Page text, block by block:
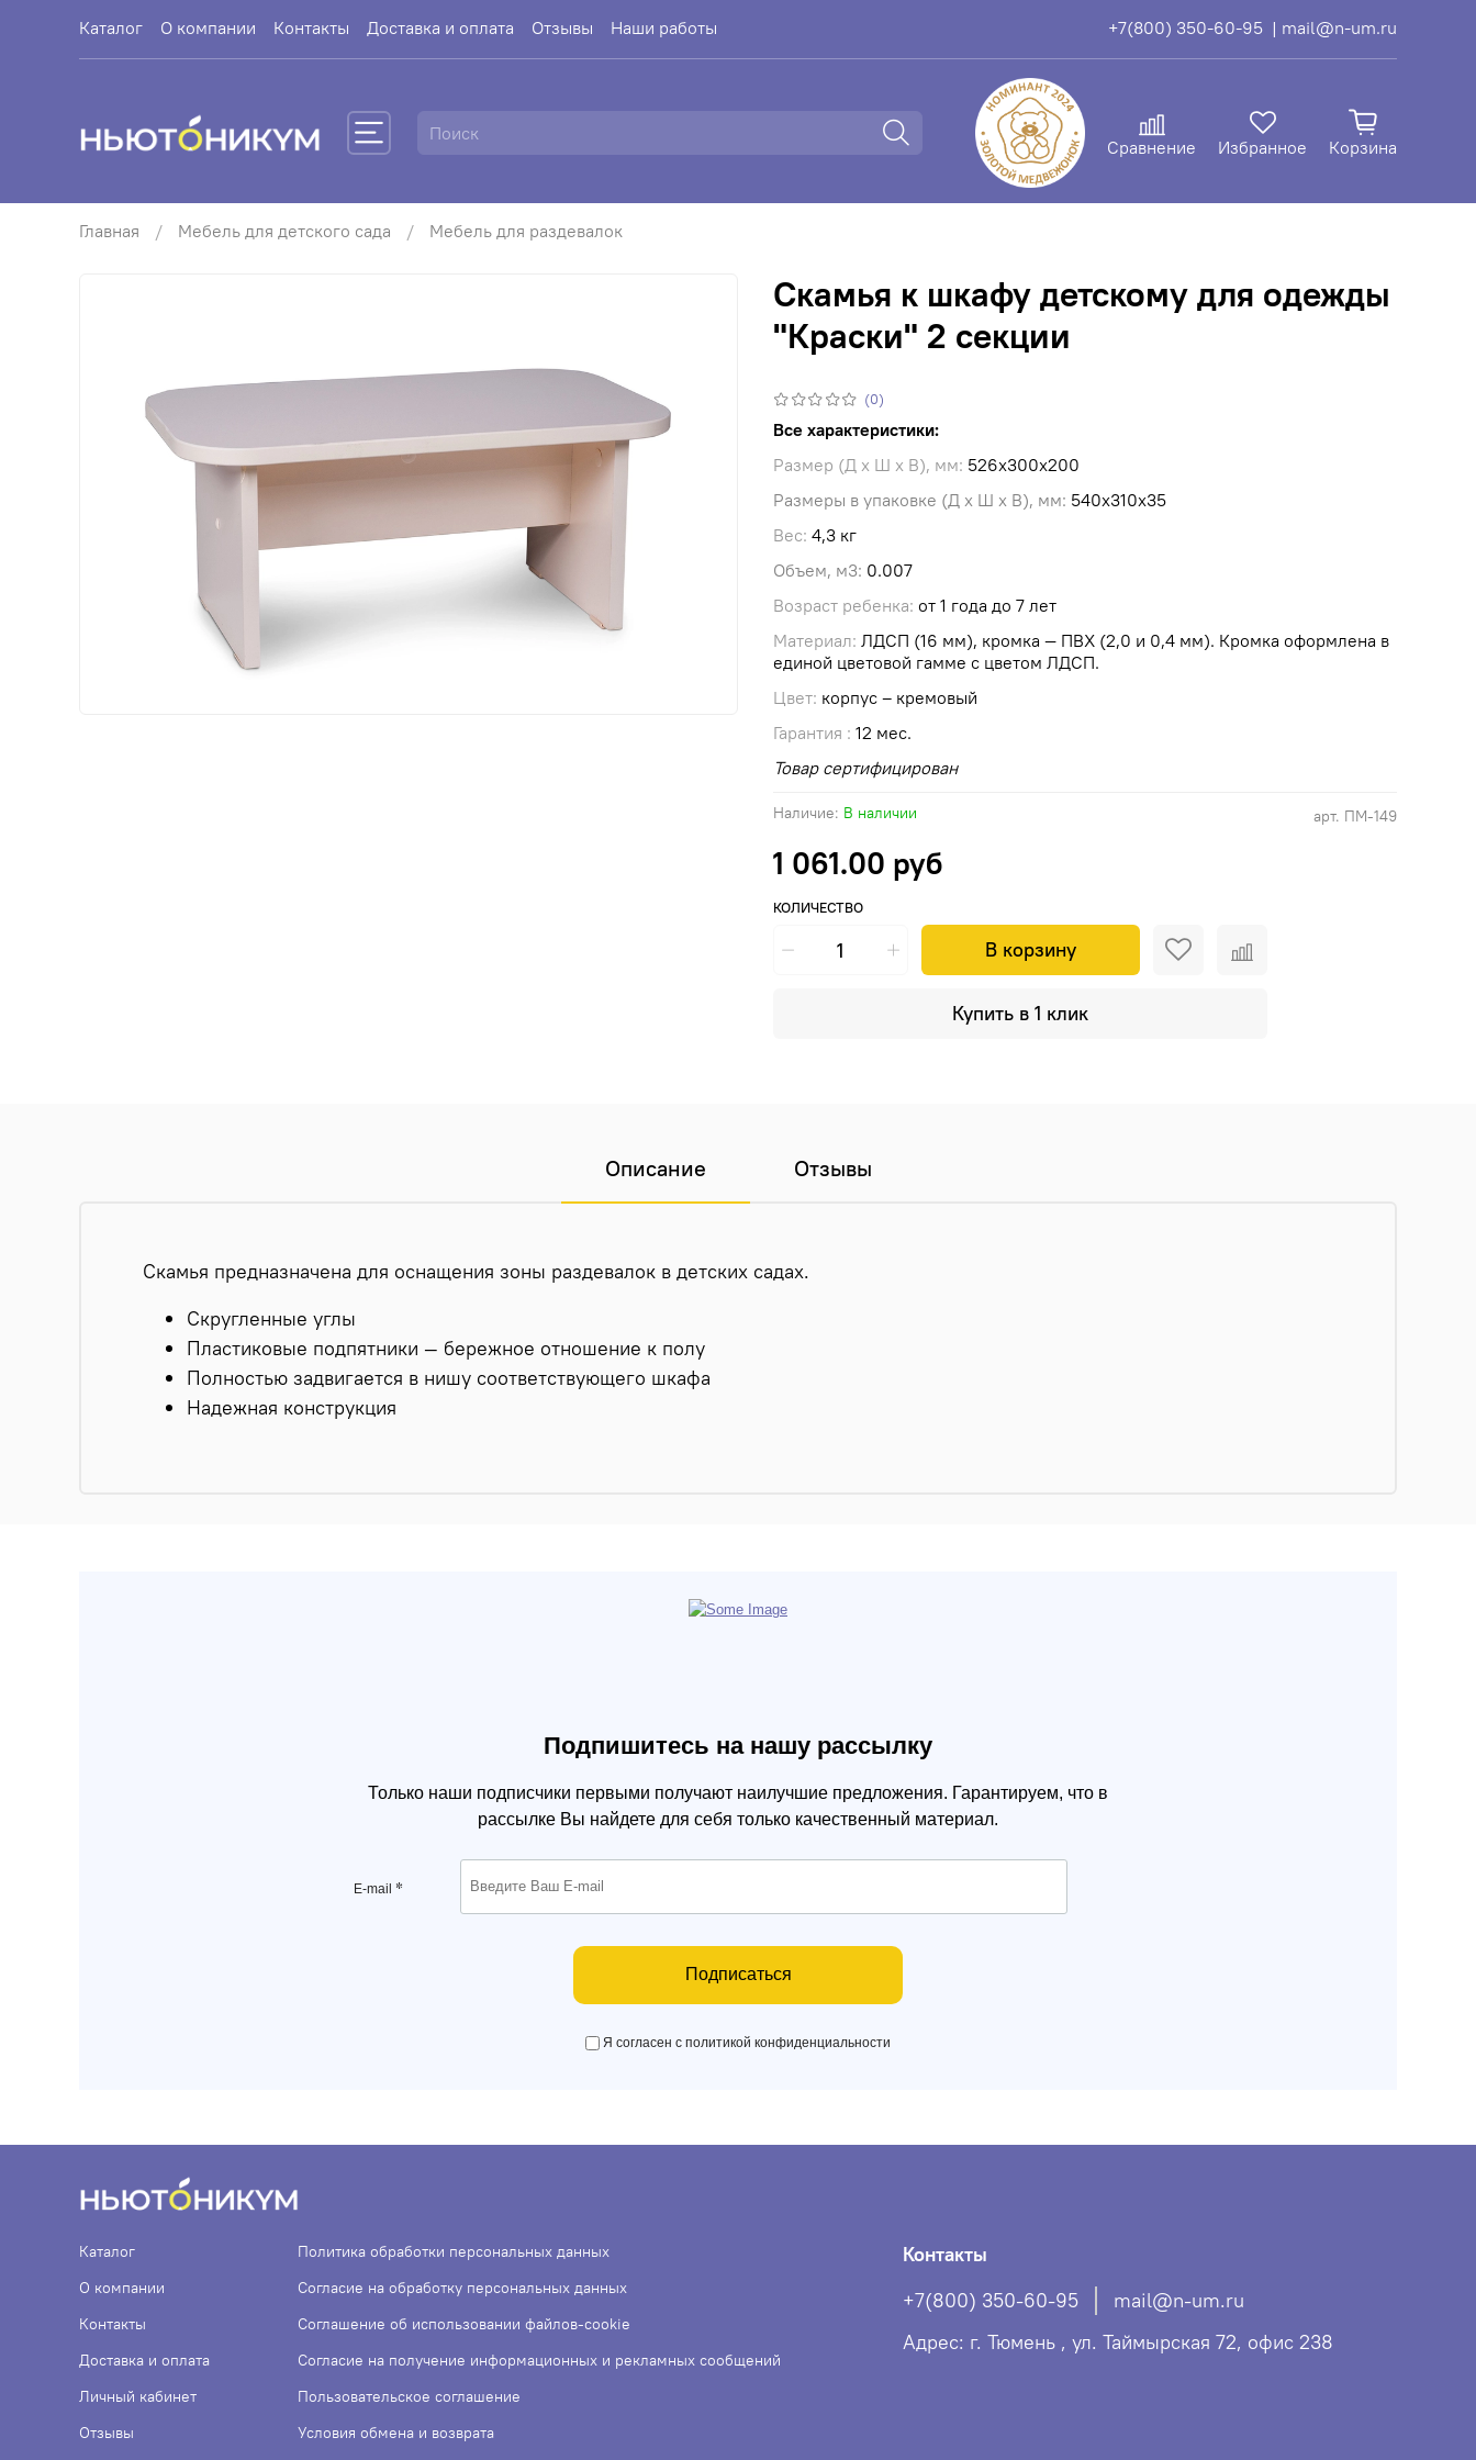
Каталог О компании Контакты Доставка и оплата Отзывы Наши работы +7(800) 350-60-95 | mail@n-um.ru
Сравнение Избранное Корзина
Главная Мебель для детского сада Мебель для раздевалок
(0)
арт. ПМ-149
Наличие: В наличии
Скамья к шкафу детскому для одежды
"Краски" 2 секции
1 061.00 руб
КОЛИЧЕСТВО
В корзину
Купить в 1 клик
Все характеристики:
Размер (Д х Ш х В), мм: 526х300х200
Размеры в упаковке (Д х Ш х В), мм: 540х310х35
Вес: 4,3 кг
Объем, м3: 0.007
Возраст ребенка: от 1 года до 7 лет
Материал: ЛДСП (16 мм), кромка — ПВХ (2,0 и 0,4 мм). Кромка оформлена в
единой цветовой гамме с цветом ЛДСП.
Цвет: корпус – кремовый
Гарантия : 12 мес.
Товар сертифицирован
Описание Отзывы
Скамья предназначена для оснащения зоны раздевалок в детских садах.
Скругленные углы
Пластиковые подпятники — бережное отношение к полу
Полностью задвигается в нишу соответствующего шкафа
Надежная конструкция
Подпишитесь на нашу рассылку
Только наши подписчики первыми получают наилучшие предложения. Гарантируем, что в
рассылке Вы найдете для себя только качественный материал.
E-mail *
Подписаться
Я согласен с политикой конфиденциальности
Каталог
О компании
Контакты
Доставка и оплата
Личный кабинет
Отзывы
Политика обработки персональных данных
Согласие на обработку персональных данных
Соглашение об использовании файлов-cookie
Согласие на получение информационных и рекламных сообщений
Пользовательское соглашение
Условия обмена и возврата
Контакты
+7(800) 350-60-95
mail@n-um.ru
Адрес: г. Тюмень , ул. Таймырская 72, офис 238